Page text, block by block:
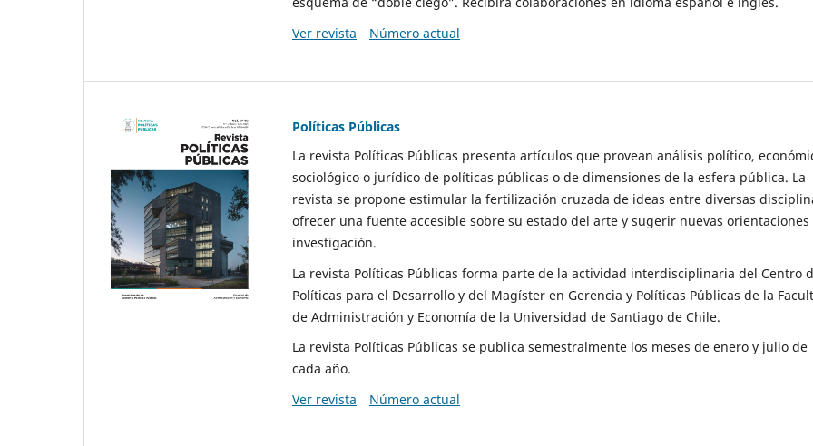
Ver revista
Número actual
Políticas Públicas
La revista Políticas Públicas presenta artículos que provean análisis político,
sociológico o jurídico de políticas públicas o de dimensiones de la esfera pública. La
revista se propone estimular la fertilización cruzada de ideas entre diversas
ofrecer una fuente accesible sobre su estado del arte y sugerir nuevas orientaciones
investigación.
La revista Políticas Públicas forma parte de la actividad interdisciplinaria del Centro
Políticas para el Desarrollo y del Magíster en Gerencia y Políticas Públicas de la
de Administración y Economía de la Universidad de Santiago de Chile.
La revista Políticas Públicas se publica semestralmente los meses de enero y julio de
cada año.
Ver revista
Número actual